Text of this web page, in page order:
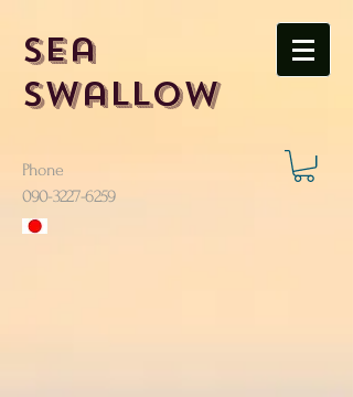
Sea
Swallow
Phone
​090-3227-6259